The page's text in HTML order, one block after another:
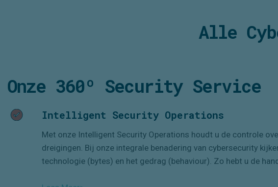
Alle
Onze 360º Security Service
Intelligent Security Operations
Met onze Intelligent Security Operations houdt u de controle
dreigingen. Bij onze integrale benadering van cybersecurity
technologie (bytes) en het gedrag (behaviour). Zo hebt u de